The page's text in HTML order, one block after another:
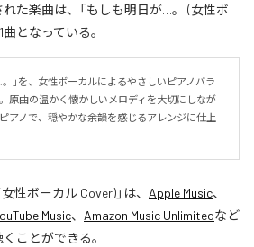
た楽曲は、「もしも明日が…。 (女性ボ
となっている。
」を、女性ボーカルによるやさしいピアノバラ
原曲の温かく懐かしいメロディを大切にしなが
アノで、穏やかな余韻を感じるアレンジに仕上
性ボーカル Cover)」は、 Apple Music、
Music、 Amazon Music Unlimitedなど
ことができる。